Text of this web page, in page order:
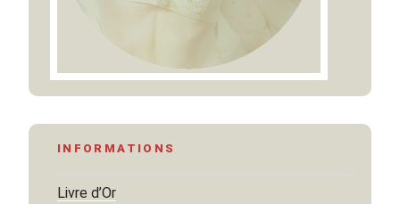
INFORMATIONS
Livre d’Or